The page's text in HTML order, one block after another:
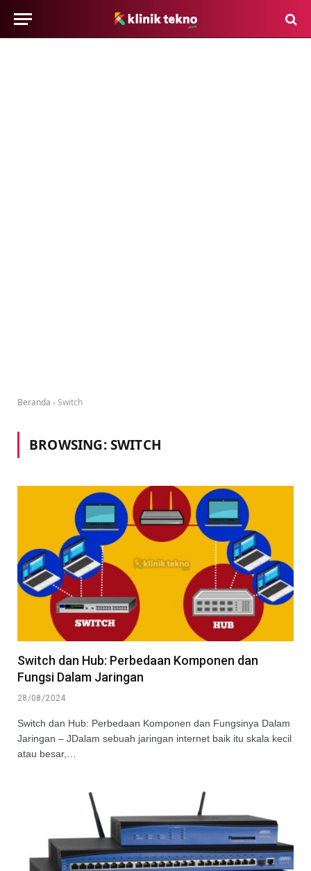
Beranda › Switch
BROWSING:SWITCH
Switch dan Hub: Perbedaan Komponen dan
Fungsi Dalam Jaringan
28/08/2024
Switch dan Hub: Perbedaan Komponen dan Fungsinya Dalam
Jaringan – JDalam sebuah jaringan internet baik itu skala kecil
atau besar,…